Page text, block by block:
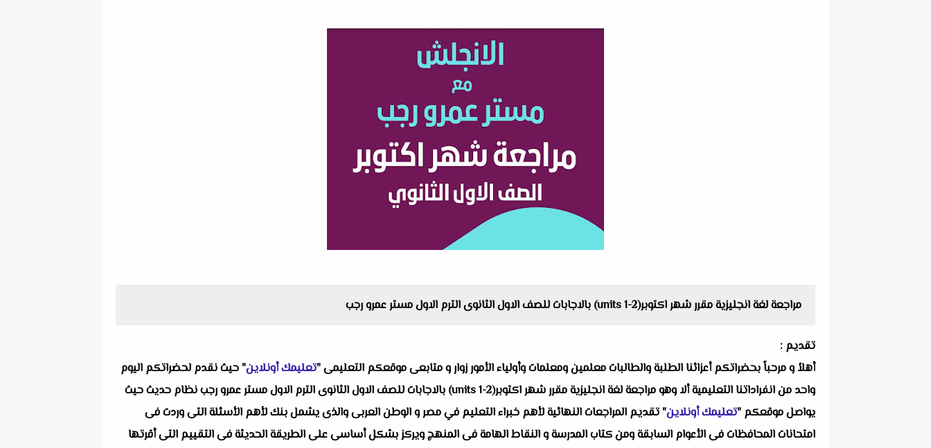
مراجعة لغة انجليزية مقرر شهر اكتوبر(units 1-2) بالاجابات للصف الاول الثانوى الترم الاول مستر عمرو رجب
تقديم :
أهلاُ و مرحباً بحضراتكم أعزائنا الطلبة والطالبات معلمين ومعلمات وأولياء الأمور زوار و متابعى موقعكم التعليمى "تعليمك أونلاين" حيث نقدم لحضراتكم اليوم
واحد من انفراداتنا التعليمية ألا وهو مراجعة لغة انجليزية مقرر شهر اكتوبر(units 1-2) بالاجابات للصف الاول الثانوى الترم الاول مستر عمرو رجب نظام حديث حيث
يواصل موقعكم "تعليمك أونلاين" تقديم المراجعات النهائية لأهم خبراء التعليم في مصر و الوطن العربى والذى يشمل بنك لأهم الأسئلة التى وردت فى
امتحانات المحافظات فى الأعوام السابقة ومن كتاب المدرسة و النقاط الهامة فى المنهج ويركز بشكل أساسى على الطريقة الحديثة فى التقييم التى أقرتها